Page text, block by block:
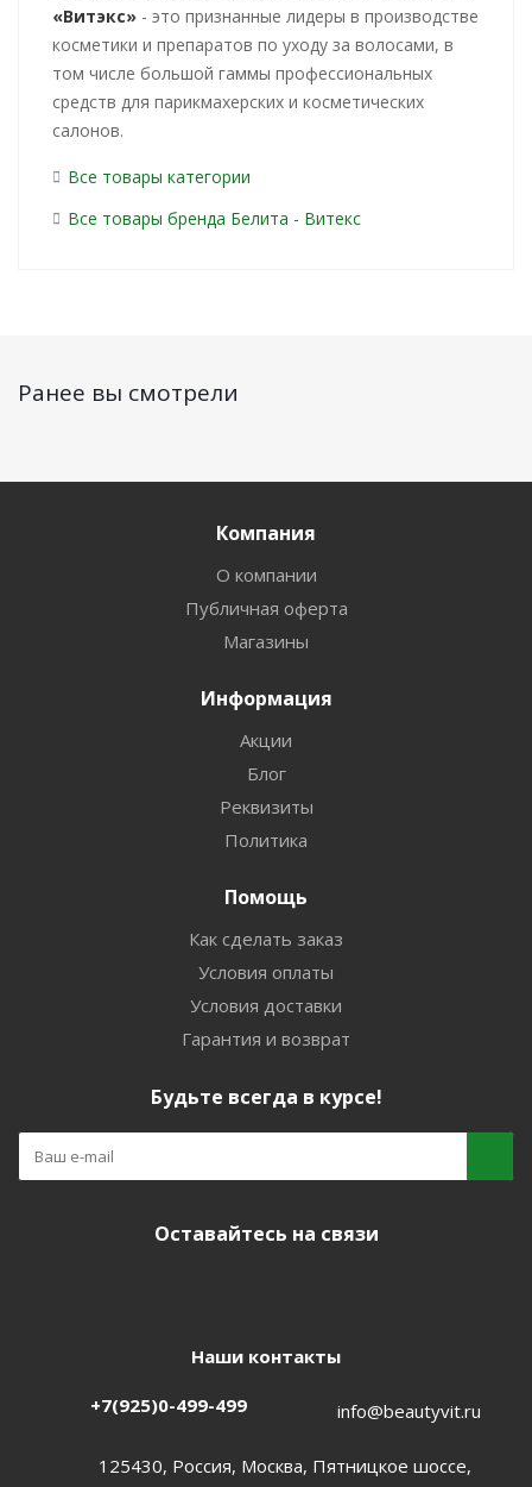
«Витэкс» - это признанные лидеры в производстве
косметики и препаратов по уходу за волосами, в
том числе большой гаммы профессиональных
средств для парикмахерских и косметических
салонов.
Все товары категории
Все товары бренда Белита - Витекс
Ранее вы смотрели
Компания
О компании
Публичная оферта
Магазины
Информация
Акции
Блог
Реквизиты
Политика
Помощь
Как сделать заказ
Условия оплаты
Условия доставки
Гарантия и возврат
Будьте всегда в курсе!
Оставайтесь на связи
Наши контакты
+7(925)0-499-499 info@beautyvit.ru
125430, Россия, Москва, Пятницкое шоссе,